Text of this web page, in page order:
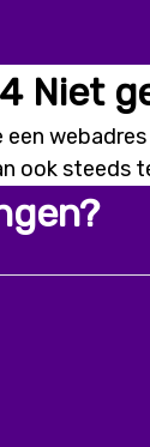
Niet
een
ook steeds